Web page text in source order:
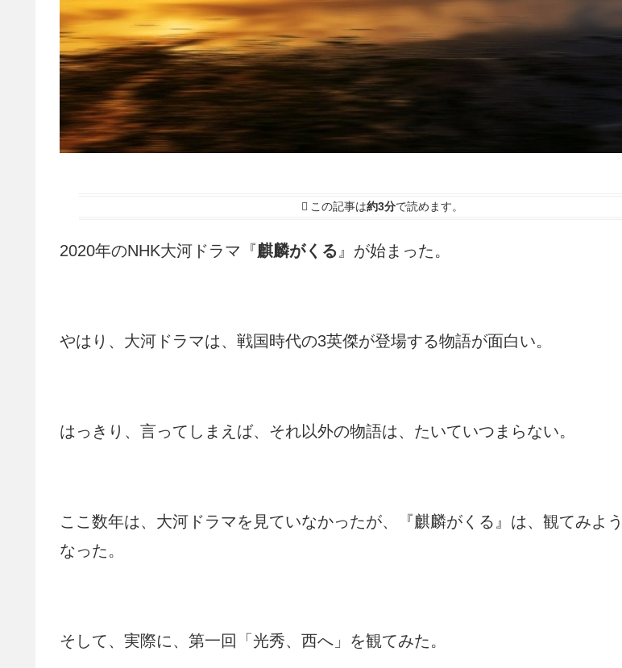
この記事は約3分で読めます。
2020年のNHK大河ドラマ『麒麟がくる 』が始まった。
やはり、大河ドラマは、戦国時代の3英傑が登場する物語が面白い。
はっきり、言ってしまえば、それ以外の物語は、たいていつまらない。
ここ数年は、大河ドラマを見ていなかったが、『麒麟がくる』は、観てみよ
なった。
そして、実際に、第一回「光秀、西へ」を観てみた。